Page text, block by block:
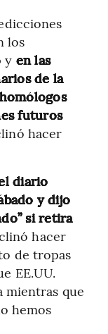
los
y en las
de la
futuros
hacer
diario
y dijo
si retira
hacer
de tropas
EE.UU.
mientras que
hemos